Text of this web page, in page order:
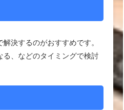
決するのがおすすめです。
、などのタイミングで検討